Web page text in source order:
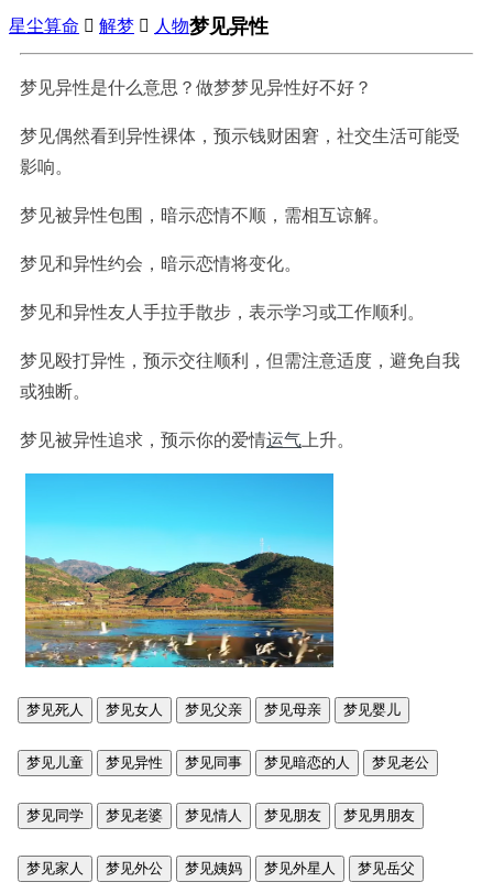
星尘算命  解梦  人物梦见异性
梦见异性是什么意思？做梦梦见异性好不好？
梦见偶然看到异性裸体，预示钱财困窘，社交生活可能受
影响。
梦见被异性包围，暗示恋情不顺，需相互谅解。
梦见和异性约会，暗示恋情将变化。
梦见和异性友人手拉手散步，表示学习或工作顺利。
梦见殴打异性，预示交往顺利，但需注意适度，避免自我
或独断。
梦见被异性追求，预示你的爱情运气 上升。
梦见死人 梦见女人 梦见父亲 梦见母亲 梦见婴儿
梦见儿童 梦见异性 梦见同事 梦见暗恋的人 梦见老公
梦见同学 梦见老婆 梦见情人 梦见朋友 梦见男朋友
梦见家人 梦见外公 梦见姨妈 梦见外星人 梦见岳父